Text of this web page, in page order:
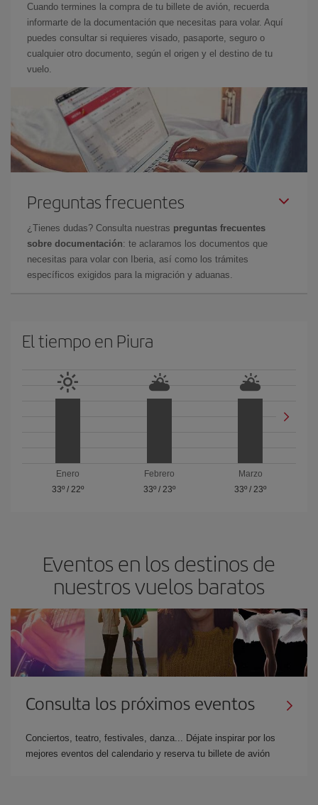
Cuando termines la compra de tu billete de avión, recuerda
informarte de la documentación que necesitas para volar. Aquí
puedes consultar si requieres visado, pasaporte, seguro o
cualquier otro documento, según el origen y el destino de tu
vuelo.
Preguntas frecuentes
¿Tienes dudas? Consulta nuestras preguntas frecuentes
sobre documentación: te aclaramos los documentos que
necesitas para volar con Iberia, así como los trámites
específicos exigidos para la migración y aduanas.
El tiempo en Piura
Enero
33º/ 22º
Febrero
33º/ 23º
Marzo
33º / 23º
Eventos en los destinos de
nuestros vuelos baratos
Consulta los próximos eventos
Conciertos, teatro, festivales, danza... Déjate inspirar por los
mejores eventos del calendario y reserva tu billete de avión